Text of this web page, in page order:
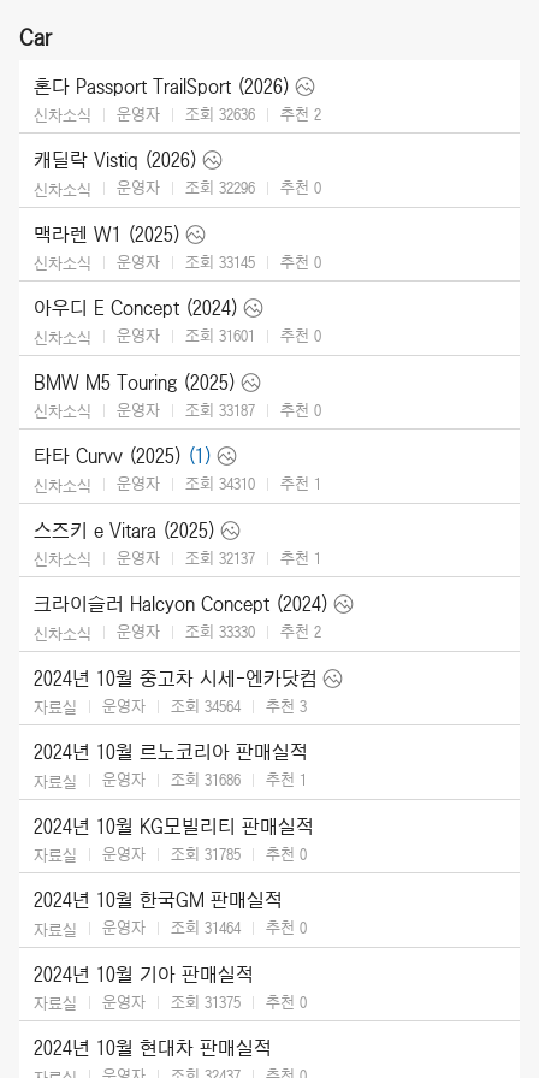
Car
혼다 Passport TrailSport (2026)
신차소식 운영자 조회 32636 추천 2
캐딜락 Vistiq (2026)
신차소식 운영자 조회 32296 추천 0
맥라렌 W1 (2025)
신차소식 운영자 조회 33145 추천 0
아우디 E Concept (2024)
신차소식 운영자 조회 31601 추천 0
BMW M5 Touring (2025)
신차소식 운영자 조회 33187 추천 0
타타 Curvv (2025) (1)
신차소식 운영자 조회 34310 추천 1
스즈키 e Vitara (2025)
신차소식 운영자 조회 32137 추천 1
크라이슬러 Halcyon Concept (2024)
신차소식 운영자 조회 33330 추천 2
2024년 10월 중고차 시세-엔카닷컴
자료실 운영자 조회 34564 추천 3
2024년 10월 르노코리아 판매실적
자료실 운영자 조회 31686 추천 1
2024년 10월 KG모빌리티 판매실적
자료실 운영자 조회 31785 추천 0
2024년 10월 한국GM 판매실적
자료실 운영자 조회 31464 추천 0
2024년 10월 기아 판매실적
자료실 운영자 조회 31375 추천 0
2024년 10월 현대차 판매실적